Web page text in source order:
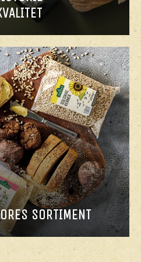
SORTIMENT